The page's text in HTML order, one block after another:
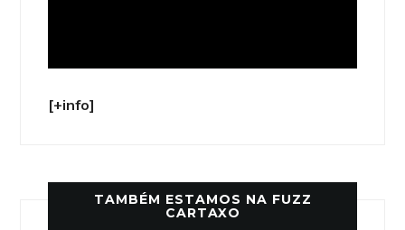
[+info]
TAMBÉM ESTAMOS NA FUZZ
CARTAXO